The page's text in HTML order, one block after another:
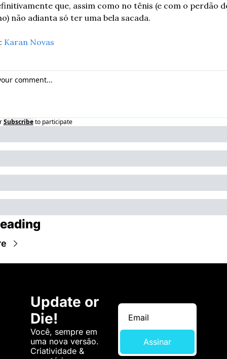
que, assim como no tênis (e com o perdão
não adianta só ter uma bela sacada.
Karan Novas
Subscribe to participate
Update or
Die!
Você, sempre em
uma nova versão.
Criatividade &
Assinar